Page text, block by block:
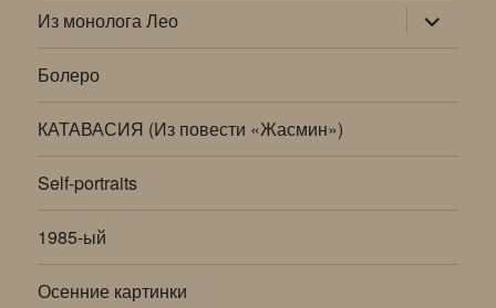
Из монолога Лео раскрыть
дочернее
меню
Болеро
КАТАВАСИЯ (Из повести «Жасмин»)
Self-portraits
1985-ый
Осенние картинки